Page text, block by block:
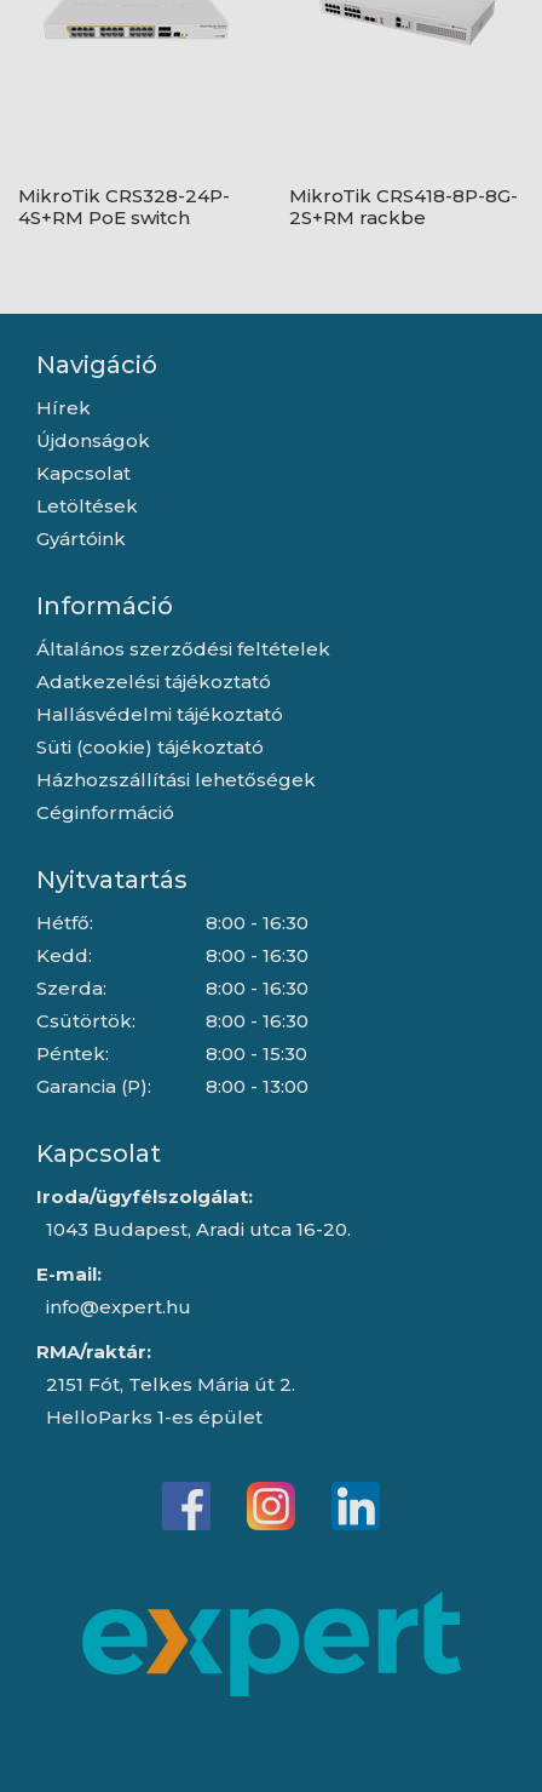
MikroTik CRS328-24P-
4S+RM PoE switch
MikroTik CRS418-8P-8G-
2S+RM rackbe
Navigáció
Hírek
Újdonságok
Kapcsolat
Letöltések
Gyártóink
Információ
Általános szerződési feltételek
Adatkezelési tájékoztató
Hallásvédelmi tájékoztató
Süti (cookie) tájékoztató
Házhozszállítási lehetőségek
Céginformáció
Nyitvatartás
Hétfő:
Kedd:
Szerda:
Csütörtök:
Péntek:
Garancia (P):
8:00 - 16:30
8:00 - 16:30
8:00 - 16:30
8:00 - 16:30
8:00 - 15:30
8:00 - 13:00
Kapcsolat
Iroda/ügyfélszolgálat:
1043 Budapest, Aradi utca 16-20.
E-mail:
info@expert.hu
RMA/raktár:
2151 Fót, Telkes Mária út 2.
HelloParks 1-es épület